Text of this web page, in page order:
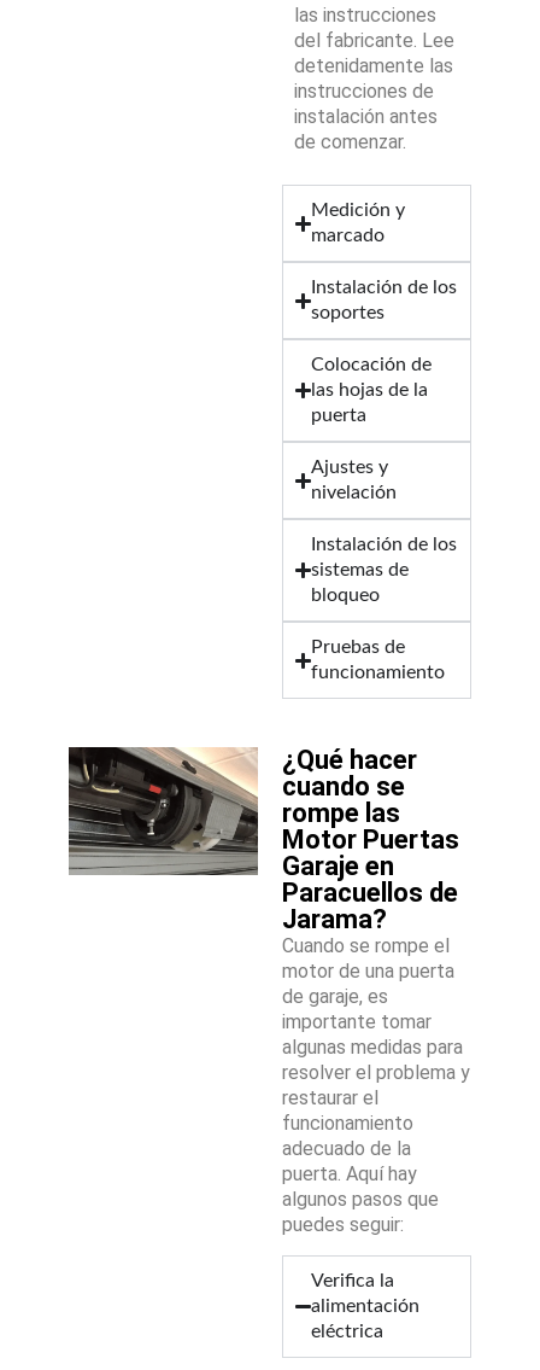
las instrucciones
del fabricante. Lee
detenidamente las
instrucciones de
instalación antes
de comenzar.
Medición y
marcado
Instalación de los
soportes
Colocación de
las hojas de la
puerta
Ajustes y
nivelación
Instalación de los
sistemas de
bloqueo
Pruebas de
funcionamiento
¿Qué hacer
cuando se
rompe las
Motor Puertas
Garaje en
Paracuellos de
Jarama?
Cuando se rompe el
motor de una puerta
de garaje, es
importante tomar
algunas medidas para
resolver el problema y
restaurar el
funcionamiento
adecuado de la
puerta. Aquí hay
algunos pasos que
puedes seguir:
Verifica la
alimentación
eléctrica